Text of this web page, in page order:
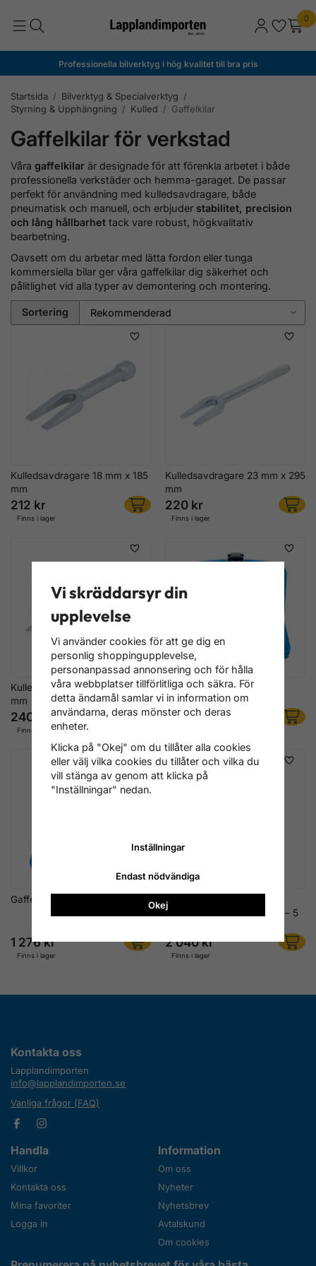
0
Professionella bilverktyg i hög kvalitet till bra pris
Startsida / Bilverktyg & Specialverktyg /
Styrning & Upphängning / Kulled / Gaffelkilar
Gaffelkilar för verkstad
Våra gaffelkilar är designade för att förenkla arbetet i både
professionella verkstäder och hemma-garaget. De passar
perfekt för användning med kulledsavdragare, både
pneumatisk och manuell, och erbjuder stabilitet, precision
och lång hållbarhet tack vare robust, högkvalitativ
bearbetning.
Oavsett om du arbetar med lätta fordon eller tunga
kommersiella bilar ger våra gaffelkilar dig säkerhet och
pålitlighet vid alla typer av demontering och montering.
Sortering
Kulledsavdragare 18 mm x 185
mm
212 kr
Finns i lager
Kulledsavdragare 23 mm x 295
mm
220 kr
Finns i lager
Kulledsavdragare 18 mm x 410
mm
240 kr
Finns i lager
Gaffelkilset med bytbara
gafflar
636 kr
Gaffelkilset, 5 delar
1 276 kr
Finns i lager
Kulledsavdragare-sats för
luftdriven mejselhammare – 5
2 040 kr
Finns i lager
Kontakta oss
Lapplandimporten
info@lapplandimporten.se
Vanliga frågor (FAQ)
Handla
Villkor
Kontakta oss
Mina favoriter
Logga in
Information
Om oss
Nyheter
Nyhetsbrev
Avtalskund
Om cookies
Vi skräddarsyr din
upplevelse
Vi använder cookies för att ge dig en
personlig shoppingupplevelse,
personanpassad annonsering och för hålla
våra webbplatser tillförlitliga och säkra. För
detta ändamål samlar vi in information om
användarna, deras mönster och deras
enheter.
Klicka på "Okej" om du tillåter alla cookies
eller välj vilka cookies du tillåter och vilka du
vill stänga av genom att klicka på
"Inställningar" nedan.
Inställningar
Endast nödvändiga
Okej